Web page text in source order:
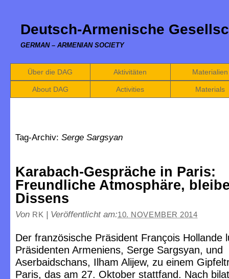
Deutsch-Armenische
GERMAN – ARMENIAN SOCIETY
Über die DAG Aktivitäten Materialien
About DAG Activities Materials
Tag-Archiv: Serge Sargsyan
Karabach-Gespräche in Paris:
Freundliche Atmosphäre,
Dissens
Von RK | Veröffentlicht am:10. NOVEMBER 2014
Der französische Präsident François Hollande
Präsidenten Armeniens, Serge Sargsyan, und
Aserbaidschans, Ilham Alijew, zu einem
Paris, das am 27. Oktober stattfand. Nach